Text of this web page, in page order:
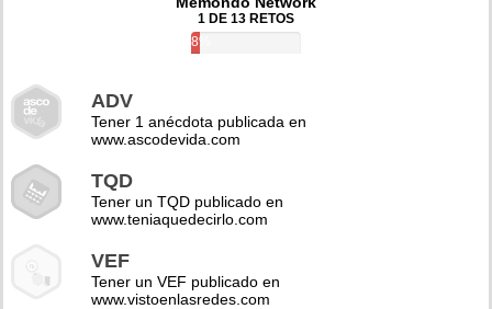
1 DE 13 RETOS
8%
ADV
Tener 1 anécdota publicada en
www.ascodevida.com
TQD
Tener un TQD publicado en
www.teniaquedecirlo.com
VEF
Tener un VEF publicado en
www.vistoenlasredes.com